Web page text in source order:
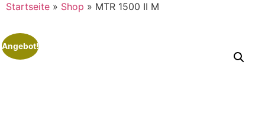
Startseite » Shop » MTR 1500 II M
Angebot!